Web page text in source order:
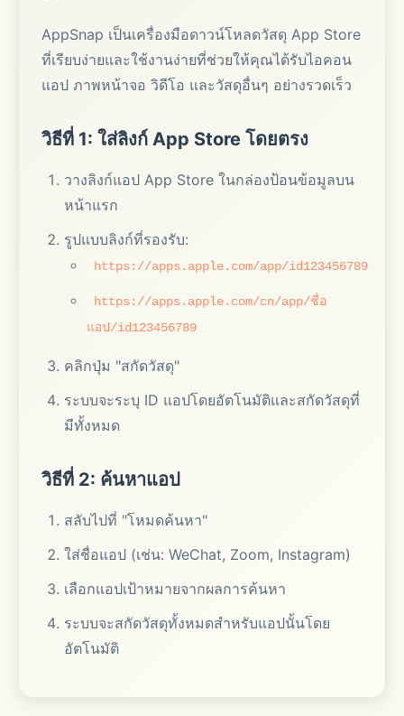
AppSnap เป็นเครื่องมือดาวน์โหลดวัสดุ App Store
ที่เรียบง่ายและใช้งานง่ายที่ช่วยให้คุณได้รับไอคอน
แอป ภาพหน้าจอ วิดีโอ และวัสดุอื่นๆ อย่างรวดเร็ว
วิธีที่ 1: ใส่ลิงก์ App Store โดยตรง
วางลิงก์แอป App Store ในกล่องป้อนข้อมูลบน
หน้าแรก
รูปแบบลิงก์ที่รองรับ:
https://apps.apple.com/app/id123456789
https://apps.apple.com/cn/app/ชื่อ
แอป/id123456789
คลิกปุ่ม "สกัดวัสดุ"
ระบบจะระบุ ID แอปโดยอัตโนมัติและสกัดวัสดุที่
มีทั้งหมด
วิธีที่ 2: ค้นหาแอป
สลับไปที่ "โหมดค้นหา"
ใส่ชื่อแอป (เช่น: WeChat, Zoom, Instagram)
เลือกแอปเป้าหมายจากผลการค้นหา
ระบบจะสกัดวัสดุทั้งหมดสำหรับแอปนั้นโดย
อัตโนมัติ